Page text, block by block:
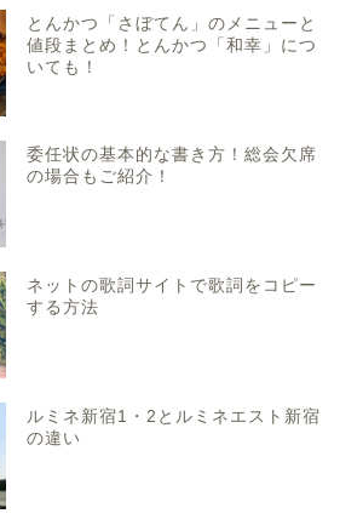
とんかつ「さぼてん」のメニューと
値段まとめ！とんかつ「和幸」につ
いても！
委任状の基本的な書き方！総会欠席
の場合もご紹介！
ネットの歌詞サイトで歌詞をコピー
する方法
ルミネ新宿1・2とルミネエスト新宿
の違い